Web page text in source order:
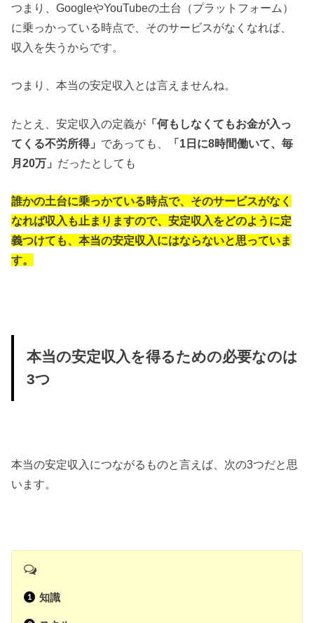
つまり、GoogleやYouTubeの土台（プラットフォーム）
に乗っかっている時点で、そのサービスがなくなれば、
収入を失うからです。
つまり、本当の安定収入とは言えませんね。
たとえ、安定収入の定義が 「何もしなくてもお金が入っ
てくる不労所得」 であっても、
「1日に8時間働いて、毎
月20万」 だったとしても
誰かの土台に乗っかている時点で、そのサービスがなく
なれば収入も止まりますので、安定収入をどのように定
義つけても、本当の安定収入にはならないと思っていま
す。
本当の安定収入を得るための必要なのは
3つ
本当の安定収入につながるものと言えば、次の3つだと思
います。
知識